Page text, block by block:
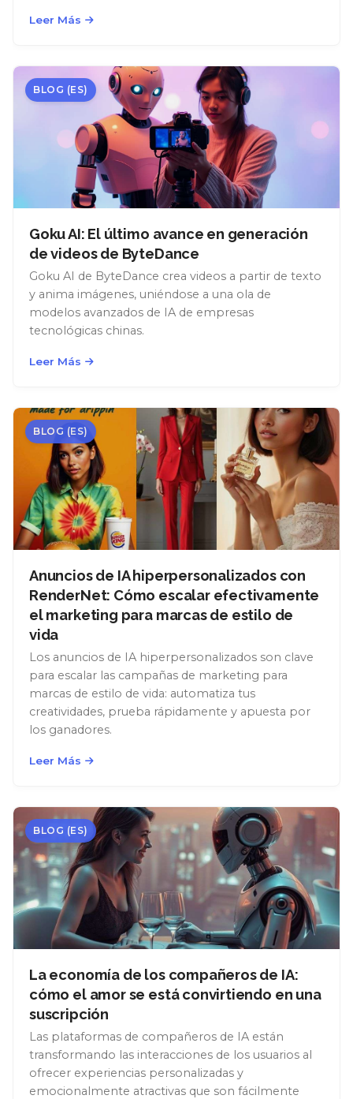
Leer Más
BLOG (ES)
Goku AI: El último avance en generación
de videos de ByteDance
Goku AI de ByteDance crea videos a partir de texto
y anima imágenes, uniéndose a una ola de
modelos avanzados de IA de empresas
tecnológicas chinas.
Leer Más
BLOG (ES)
Anuncios de IA hiperpersonalizados con
RenderNet: Cómo escalar efectivamente
el marketing para marcas de estilo de
vida
Los anuncios de IA hiperpersonalizados son clave
para escalar las campañas de marketing para
marcas de estilo de vida: automatiza tus
creatividades, prueba rápidamente y apuesta por
los ganadores.
Leer Más
BLOG (ES)
La economía de los compañeros de IA:
cómo el amor se está convirtiendo en una
suscripción
Las plataformas de compañeros de IA están
transformando las interacciones de los usuarios al
ofrecer experiencias personalizadas y
emocionalmente atractivas que son fácilmente